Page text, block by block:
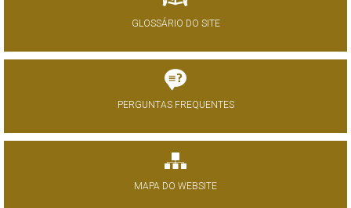
GLOSSÁRIO DO SITE
PERGUNTAS FREQUENTES
MAPA DO WEBSITE